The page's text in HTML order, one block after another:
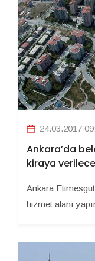
24.03.2017
Ankara’da
kiraya
Ankara
hizmet alanı